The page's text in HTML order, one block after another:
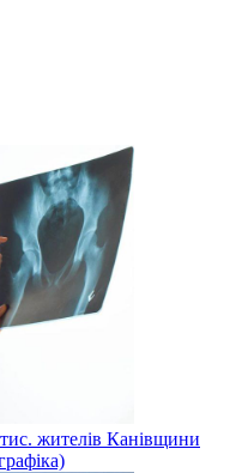
жителів Канівщини